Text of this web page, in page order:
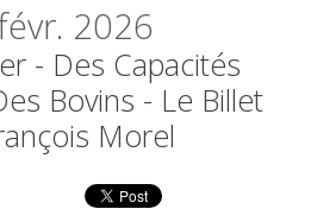
2026
- Des Capacités
Bovins - Le Billet
Morel